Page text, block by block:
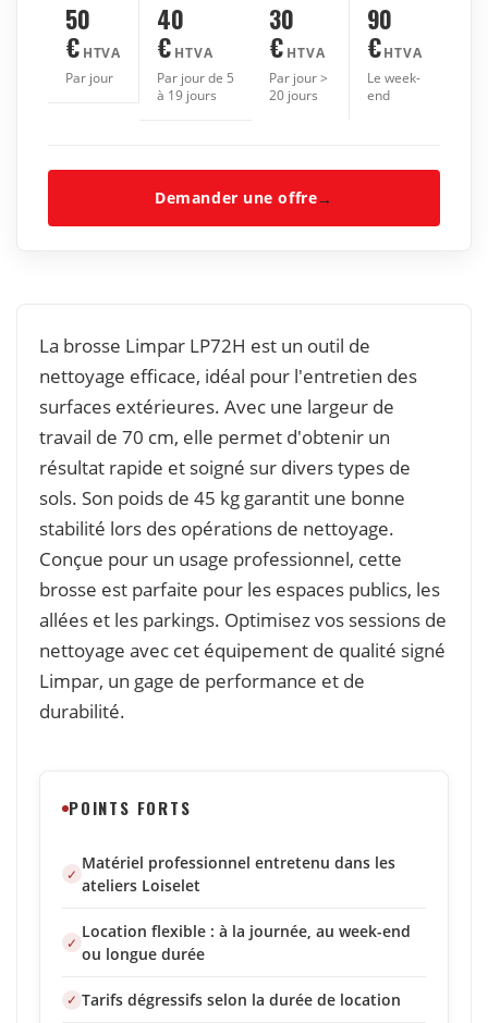
50
€ HTVA
Par jour
40
€ HTVA
Par jour de 5
à 19 jours
30
€ HTVA
Par jour >
20 jours
90
€ HTVA
Le week-
end
Demander une offre→
La brosse Limpar LP72H est un outil de
nettoyage efficace, idéal pour l'entretien des
surfaces extérieures. Avec une largeur de
travail de 70 cm, elle permet d'obtenir un
résultat rapide et soigné sur divers types de
sols. Son poids de 45 kg garantit une bonne
stabilité lors des opérations de nettoyage.
Conçue pour un usage professionnel, cette
brosse est parfaite pour les espaces publics, les
allées et les parkings. Optimisez vos sessions de
nettoyage avec cet équipement de qualité signé
Limpar, un gage de performance et de
durabilité.
POINTS FORTS
Matériel professionnel entretenu dans les
ateliers Loiselet
Location flexible : à la journée, au week-end
ou longue durée
Tarifs dégressifs selon la durée de location